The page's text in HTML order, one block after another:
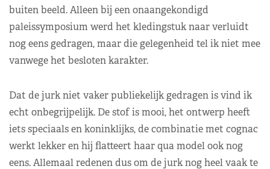
buiten beeld. Alleen bij een onaangekondigd
paleissymposium werd het kledingstuk naar verluidt
nog eens gedragen, maar die gelegenheid tel ik niet mee
vanwege het besloten karakter.
Dat de jurk niet vaker publiekelijk gedragen is vind ik
echt onbegrijpelijk. De stof is mooi, het ontwerp heeft
iets speciaals en koninklijks, de combinatie met cognac
werkt lekker en hij flatteert haar qua model ook nog
eens. Allemaal redenen dus om de jurk nog heel vaak te